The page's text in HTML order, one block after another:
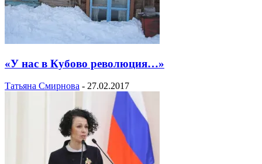
«У нас в Кубово революция…»
Татьяна Смирнова - 27.02.2017